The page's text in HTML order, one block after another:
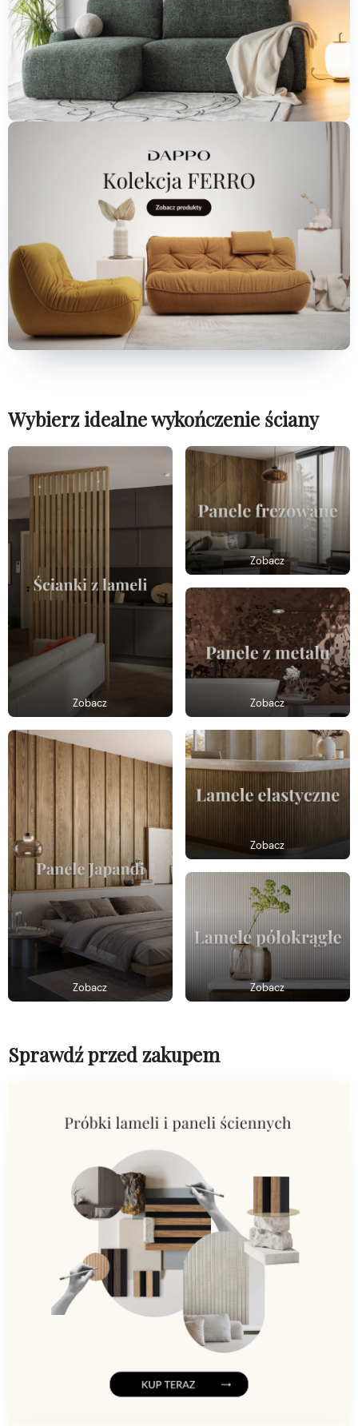
Wybierz idealne wykończenie ściany
Zobacz
Zobacz
Zobacz
Zobacz
Zobacz
Zobacz
Sprawdź przed zakupem